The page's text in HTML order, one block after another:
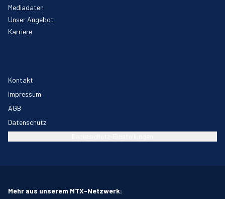
Mediadaten
Unser Angebot
Karriere
Kontakt
Impressum
AGB
Datenschutz
Mehr aus unserem MTX-Netzwerk: